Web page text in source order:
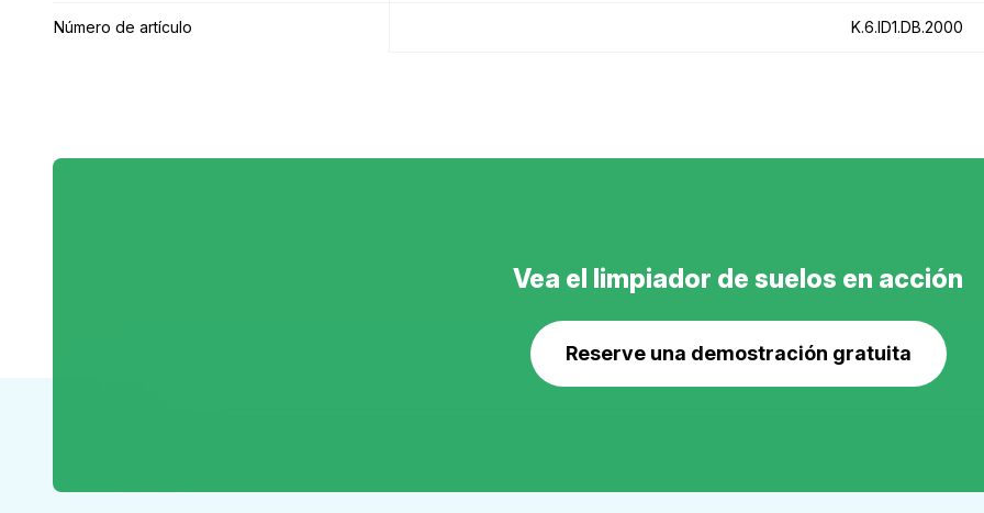
Número de artículo
Número de artículo K.6.ID1.DB.2000
Vea el limpiador de suelos en acción
Reserve una demostración gratuita